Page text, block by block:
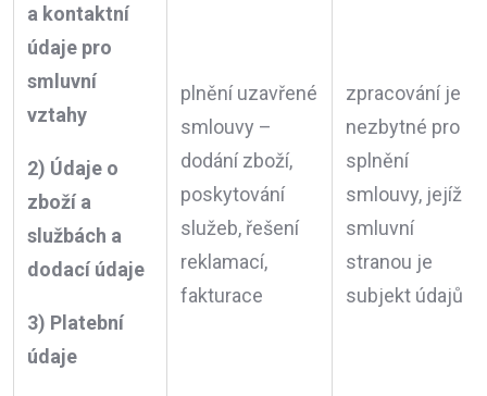
a kontaktní
údaje pro
smluvní
vztahy
2) Údaje o
zboží a
službách a
dodací údaje
3) Platební
údaje
plnění uzavřené
smlouvy –
dodání zboží,
poskytování
služeb, řešení
reklamací,
fakturace
zpracování je
nezbytné pro
splnění
smlouvy, jejíž
smluvní
stranou je
subjekt údajů